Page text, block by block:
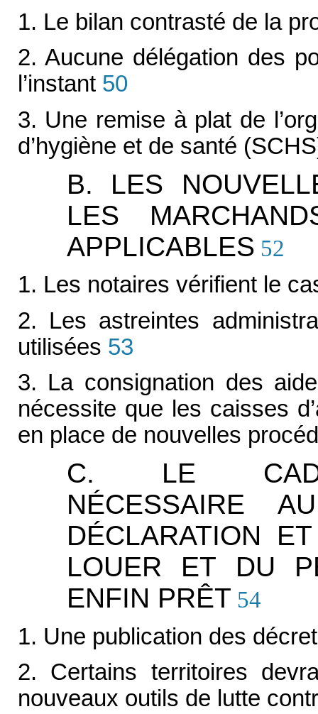
1. Le bilan contrasté de la
2. Aucune délégation des
l’instant50
3. Une remise à plat de
d’hygiène et de santé
B. LES
LES
APPLICABLES 52
1. Les notaires vérifient le
2. Les astreintes
utilisées 53
3. La consignation des
nécessite que les caisses
en place de nouvelles
C. LE
NÉCESSAIRE
DÉCLARATION
LOUER ET DU
ENFIN PRÊT 54
1. Une publication des
2. Certains territoires
nouveaux outils de lutte